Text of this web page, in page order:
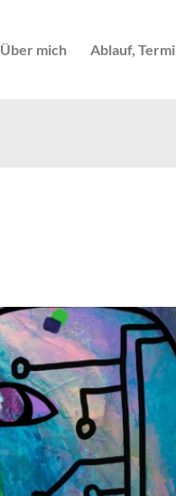
Über mich Ablauf,